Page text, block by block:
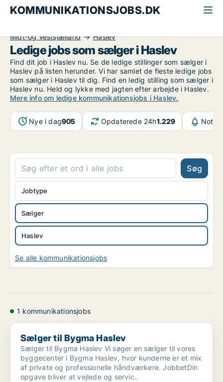
KOMMUNIKATIONSJOBS.DK
Midt-og Vestsjælland
Haslev
Ledige jobs som sælger i Haslev
Find dit job i Haslev nu. Se de ledige stillinger som sælger i
Haslev på listen herunder. Vi har samlet de fleste ledige jobs
som sælger i Haslev til dig. Find en ledig stilling som sælger i
Haslev nu. Held og lykke med jagten efter arbejde i Haslev.
Mere info om ledige kommunikationsjobs i Haslev.
Nye i dag905 Opdaterede 24h1.229
Søg
Sælger
Haslev
Jobtype
Se alle kommunikationsjobs
1 kommunikationsjobs
Sælger til Bygma Haslev
Sælger til Bygma Haslev
Sælger til Bygma Haslev Vi søger en sælger til vores
byggecenter i Bygma Haslev, hvor kunderne er et mix
af private og professionelle håndværkere. JobbetDin
opgave bliver at vejlede og servic..